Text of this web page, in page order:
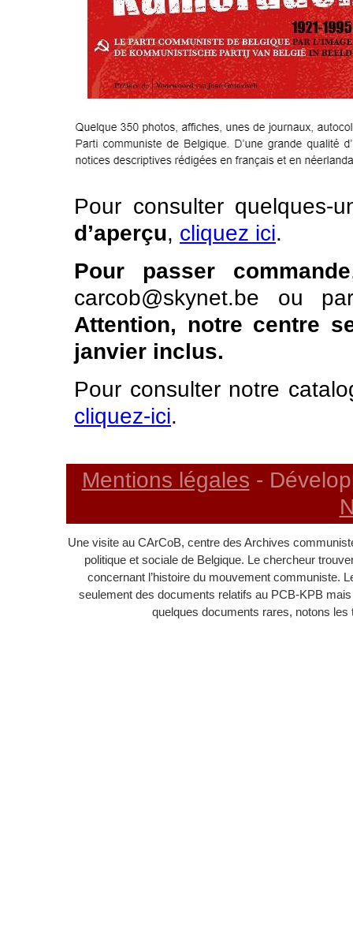
Pour consulter
d’aperçu, cliquez ici.
Pour passer commande
carcob@skynet.be ou
Attention, notre centre
janvier inclus.
Pour consulter notre
cliquez-ici.
Mentions légales -
Une visite au CArCoB, centre des Archives
politique et sociale de Belgique. Le chercheur
concernant l’histoire du mouvement communiste.
seulement des documents relatifs au PCB-KPB
quelques documents rares, notons